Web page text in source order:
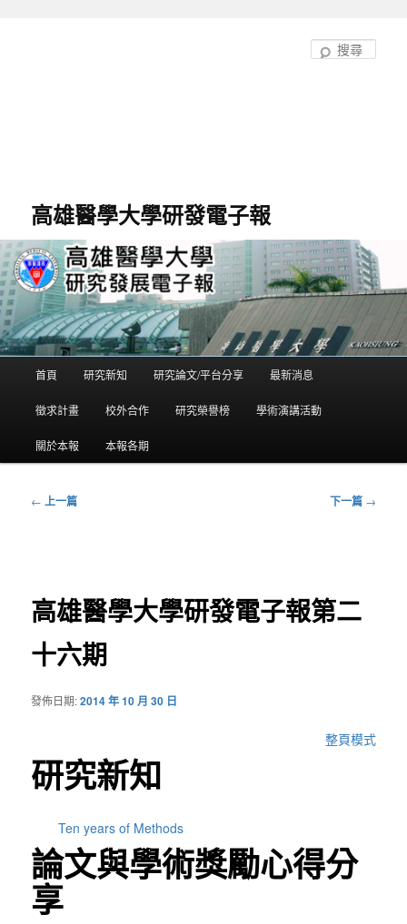
高雄醫學大學研發電子報
單
首頁 研究新知 研究論文/平台分享 最新消息
徵求計畫 校外合作 研究榮譽榜 學術演講活動
關於本報 本報各期
覽
← 上一篇 下一篇 →
高雄醫學大學研發電子報第二
十六期
發佈日期:2014 年 10 月 30 日
整頁模式
研究新知
Ten years of Methods
論文與學術獎勵心得分
享